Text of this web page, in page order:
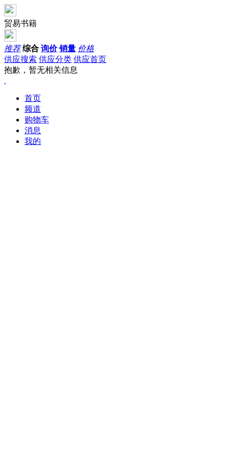
贸易书籍
推荐 综合 询价 销量 价格
供应搜索 供应分类 供应首页
抱歉，暂无相关信息
首页
频道
购物车
消息
我的